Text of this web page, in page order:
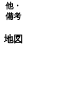
他・
備考
地図